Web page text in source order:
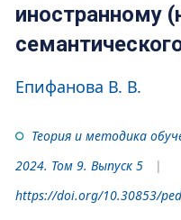
иностранному
Епифанова В. В.
Теория и методика
2024. Том 9. Выпуск 5
https://doi.org/10.30853/